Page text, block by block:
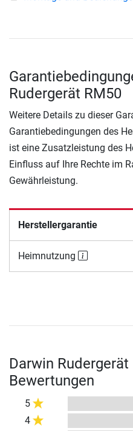
Rudergerät RM50
Weitere Details zu dieser
Garantiebedingungen des
ist eine Zusatzleistung des
Einfluss auf Ihre Rechte im
Gewährleistung.
Herstellergarantie
Heimnutzung
Darwin
Bewertungen
5
4